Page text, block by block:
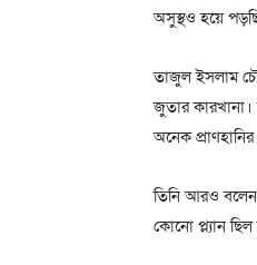
অসুস্থও হয়ে
তাজুল ইসলাম
জুতার কারখানা।
অনেক
তিনি আরও বলেন,
কোনো প্ল্যান